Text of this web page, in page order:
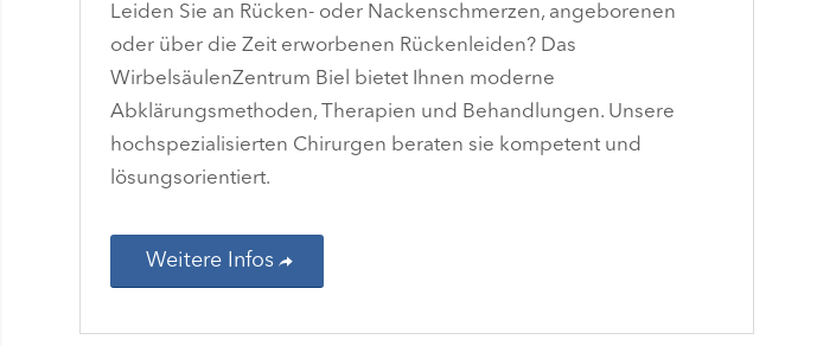
Leiden Sie an Rücken- oder Nackenschmerzen, angeborenen
oder über die Zeit erworbenen Rückenleiden? Das
WirbelsäulenZentrum Biel bietet Ihnen moderne
Abklärungsmethoden, Therapien und Behandlungen. Unsere
hochspezialisierten Chirurgen beraten sie kompetent und
lösungsorientiert.
Weitere Infos